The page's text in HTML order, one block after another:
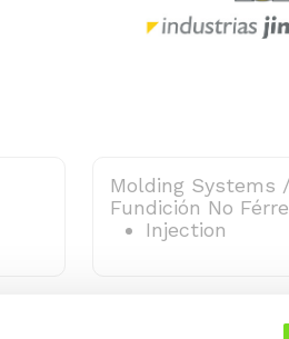
Molding Systems
Fundición No
Injection